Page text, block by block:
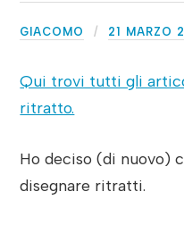
GIACOMO 21 MARZO
Qui trovi tutti gli
ritratto.
Ho deciso (di nuovo)
disegnare ritratti.